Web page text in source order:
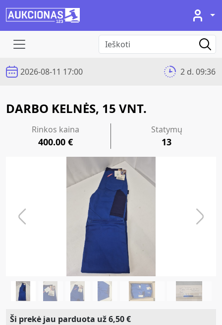
2026-08-11 17:00 2 d. 09:36
DARBO KELNĖS, 15 VNT.
Rinkos kaina
400.00 €
Statymų
13
Previous Next
Ši prekė jau parduota už 6,50 €